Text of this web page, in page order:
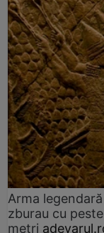
Arma
zburau cu
metri